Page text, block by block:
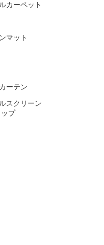
カーペット
マット
ーテン
スクリーン
プ